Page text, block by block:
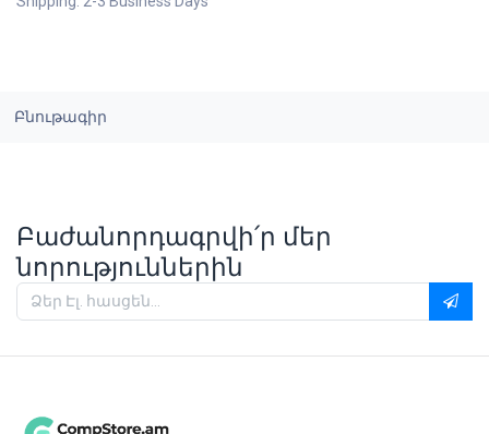
Բնութագիր
Բաժանորդագրվի՛ր մեր
նորություններին